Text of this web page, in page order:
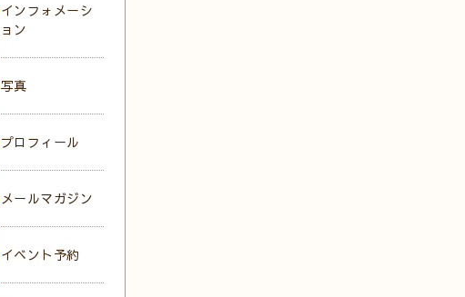
インフォメーシ
ョン
写真
プロフィール
メールマガジン
イベント予約